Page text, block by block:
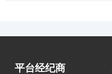
平台经纪商